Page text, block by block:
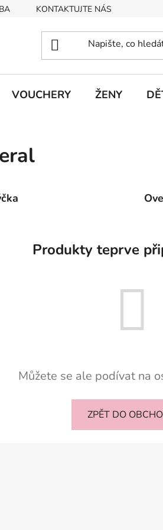
KONTAKTUJTE NÁS
VOUCHERY ŽENY
Produkty teprve
Můžete se ale podívat na
ZPĚT DO